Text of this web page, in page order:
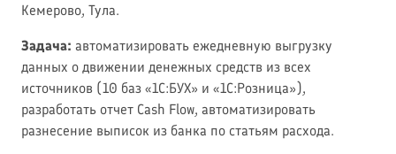
Кемерово, Тула.
Задача: автоматизировать ежедневную выгрузку
данных о движении денежных средств из всех
источников (10 баз «1С:БУХ» и «1С:Розница»),
разработать отчет Cash Flow, автоматизировать
разнесение выписок из банка по статьям расхода.